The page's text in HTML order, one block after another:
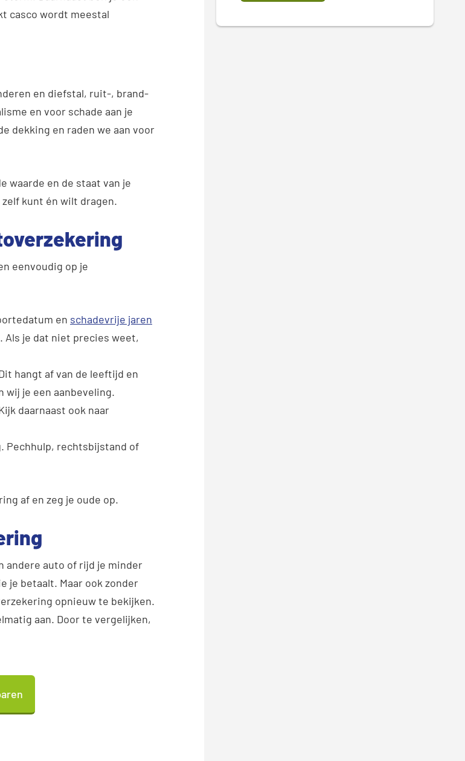
casco wordt meestal
en diefstal, ruit-, brand-
en voor schade aan je
dekking en raden we aan voor
waarde en de staat van je
kunt én wilt dragen.
eenvoudig op je
en schadevrije jaren
Als je dat niet precies weet,
hangt af van de leeftijd en
wij je een aanbeveling.
daarnaast ook naar
Pechhulp, rechtsbijstand of
af en zeg je oude op.
andere auto of rijd je minder
je betaalt. Maar ook zonder
opnieuw te bekijken.
aan. Door te vergelijken,